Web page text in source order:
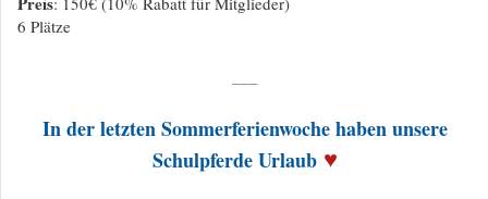
6 Plätze
In der letzten Sommerferienwoche haben unsere
Schulpferde Urlaub ♥